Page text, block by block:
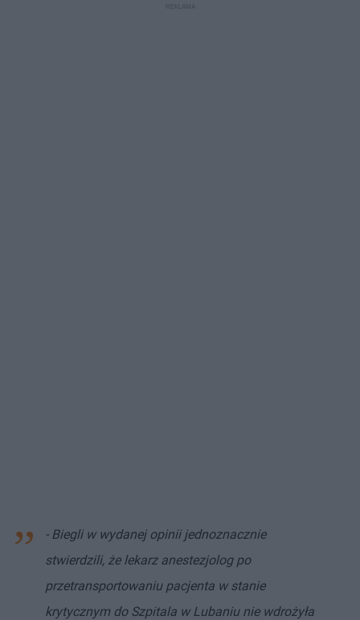
- Biegli w wydanej opinii jednoznacznie
stwierdzili, że lekarz anestezjolog po
przetransportowaniu pacjenta w stanie
krytycznym do Szpitala w Lubaniu nie wdrożyła